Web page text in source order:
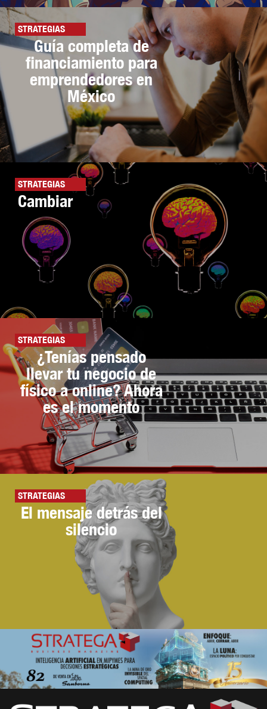
STRATEGIAS
Guía completa de
financiamiento para
emprendedores en
México
STRATEGIAS
Cambiar
STRATEGIAS
¿Tenías pensado
llevar tu negocio de
físico a online? Ahora
es el momento
STRATEGIAS
El mensaje detrás del
silencio